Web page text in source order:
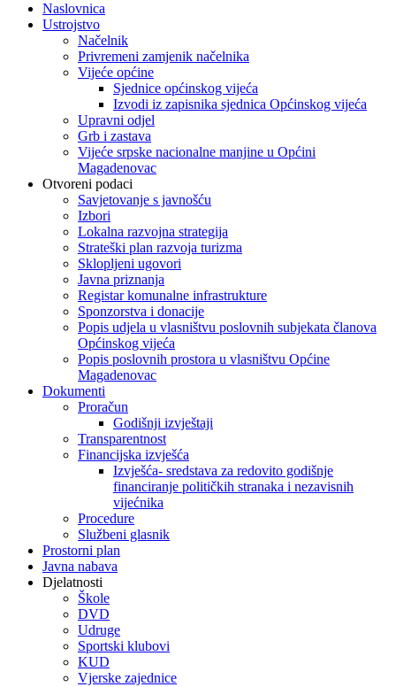
Naslovnica
Ustrojstvo
Načelnik
Privremeni zamjenik načelnika
Vijeće općine
Sjednice općinskog vijeća
Izvodi iz zapisnika sjednica Općinskog vijeća
Upravni odjel
Grb i zastava
Vijeće srpske nacionalne manjine u Općini
Magadenovac
Otvoreni podaci
Savjetovanje s javnošću
Izbori
Lokalna razvojna strategija
Strateški plan razvoja turizma
Sklopljeni ugovori
Javna priznanja
Registar komunalne infrastrukture
Sponzorstva i donacije
Popis udjela u vlasništvu poslovnih subjekata članova
Općinskog vijeća
Popis poslovnih prostora u vlasništvu Općine
Magadenovac
Dokumenti
Proračun
Godišnji izvještaji
Transparentnost
Financijska izvješća
Izvješća- sredstava za redovito godišnje
financiranje političkih stranaka i nezavisnih
vijećnika
Procedure
Službeni glasnik
Prostorni plan
Javna nabava
Djelatnosti
Škole
DVD
Udruge
Sportski klubovi
KUD
Vjerske zajednice